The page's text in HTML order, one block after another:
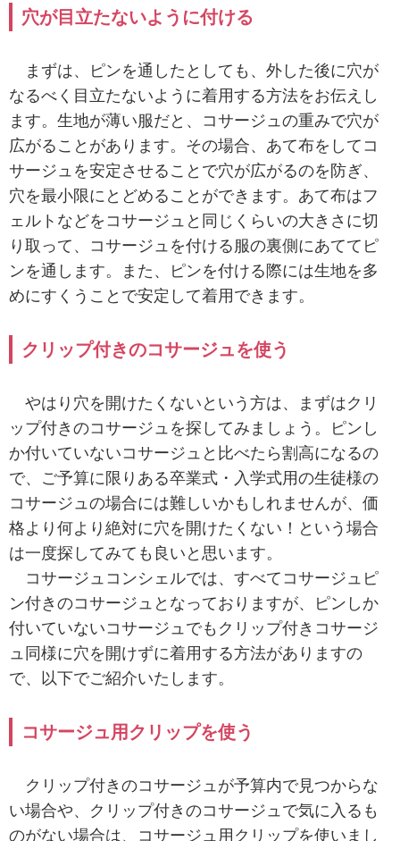
穴が目立たないように付ける
まずは、ピンを通したとしても、外した後に穴が
なるべく目立たないように着用する方法をお伝えし
ます。生地が薄い服だと、コサージュの重みで穴が
広がることがあります。その場合、あて布をしてコ
サージュを安定させることで穴が広がるのを防ぎ、
穴を最小限にとどめることができます。あて布はフ
ェルトなどをコサージュと同じくらいの大きさに切
り取って、コサージュを付ける服の裏側にあててピ
ンを通します。また、ピンを付ける際には生地を多
めにすくうことで安定して着用できます。
クリップ付きのコサージュを使う
やはり穴を開けたくないという方は、まずはクリ
ップ付きのコサージュを探してみましょう。ピンし
か付いていないコサージュと比べたら割高になるの
で、ご予算に限りある卒業式・入学式用の生徒様の
コサージュの場合には難しいかもしれませんが、価
格より何より絶対に穴を開けたくない！という場合
は一度探してみても良いと思います。
コサージュコンシェルでは、すべてコサージュピ
ン付きのコサージュとなっておりますが、ピンしか
付いていないコサージュでもクリップ付きコサージ
ュ同様に穴を開けずに着用する方法がありますの
で、以下でご紹介いたします。
コサージュ用クリップを使う
クリップ付きのコサージュが予算内で見つからな
い場合や、クリップ付きのコサージュで気に入るも
のがない場合は、コサージュ用クリップを使いまし